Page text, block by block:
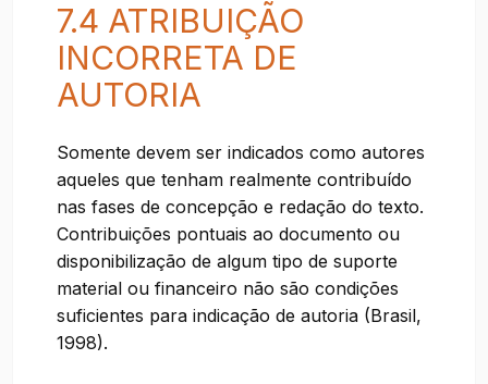
7.4 ATRIBUIÇÃO
INCORRETA DE
AUTORIA
Somente devem ser indicados como autores
aqueles que tenham realmente contribuído
nas fases de concepção e redação do texto.
Contribuições pontuais ao documento ou
disponibilização de algum tipo de suporte
material ou financeiro não são condições
suficientes para indicação de autoria (Brasil,
1998).